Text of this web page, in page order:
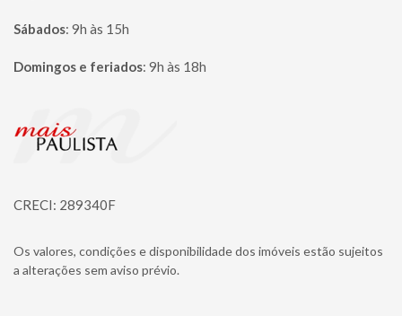
Sábados: 9h às 15h
Domingos e feriados: 9h às 18h
Página inicial
CRECI: 289340F
Os valores, condições e disponibilidade dos imóveis estão sujeitos
a alterações sem aviso prévio.